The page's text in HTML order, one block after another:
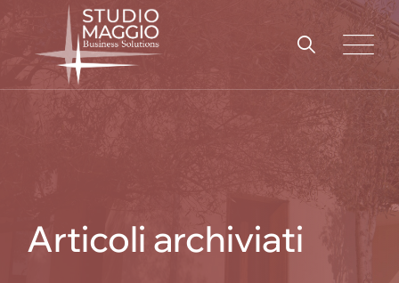
content
Articoli archiviati